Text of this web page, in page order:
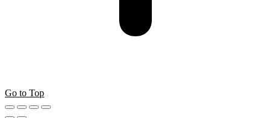
Go to Top